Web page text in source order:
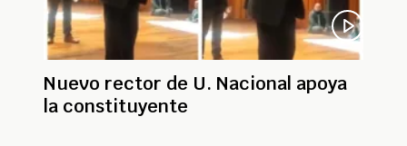
Nuevo rector de U. Nacional apoya
la constituyente